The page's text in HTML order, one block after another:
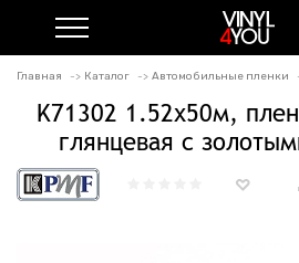
Главная Каталог Автомобильные пленки
K71302 1.52х50м,
глянцевая с